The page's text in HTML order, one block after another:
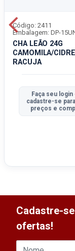
CHA LEÃO 24G
CAMOMILA/
RACUJA
Código: 2411
Embalagem: DP-
Faça seu login
cadastre-se
preços e
Cadastre-
ofertas!